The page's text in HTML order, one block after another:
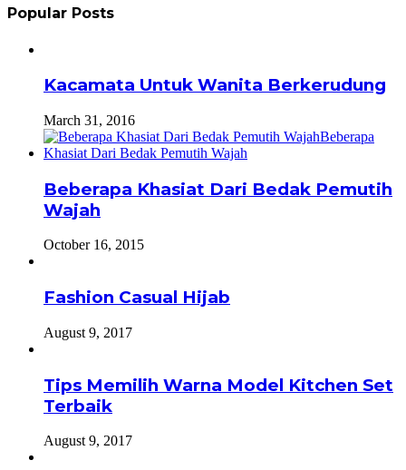
Popular Posts
Kacamata Untuk Wanita Berkerudung
March 31, 2016
Beberapa Khasiat Dari Bedak Pemutih
Wajah
October 16, 2015
Fashion Casual Hijab
August 9, 2017
Tips Memilih Warna Model Kitchen Set
Terbaik
August 9, 2017